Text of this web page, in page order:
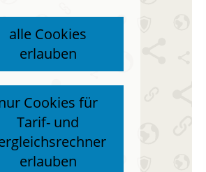
alle Cookies
erlauben
Cookies für
Tarif- und
erlauben